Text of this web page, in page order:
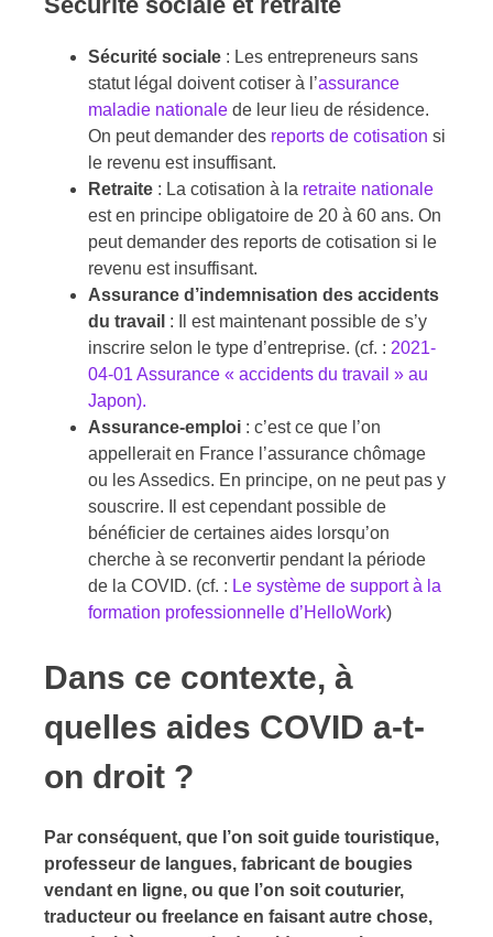
Sécurité sociale : Les entrepreneurs sans
statut légal doivent cotiser à l’assurance
maladie nationale de leur lieu de résidence.
On peut demander des reports de cotisation si
le revenu est insuffisant.
Retraite : La cotisation à la retraite nationale
est en principe obligatoire de 20 à 60 ans. On
peut demander des reports de cotisation si le
revenu est insuffisant.
Assurance d’indemnisation des accidents
du travail : Il est maintenant possible de s’y
inscrire selon le type d’entreprise. (cf. : 2021-
04-01 Assurance « accidents du travail » au
Japon).
Assurance-emploi : c’est ce que l’on
appellerait en France l’assurance chômage
ou les Assedics. En principe, on ne peut pas y
souscrire. Il est cependant possible de
bénéficier de certaines aides lorsqu’on
cherche à se reconvertir pendant la période
de la COVID. (cf. : Le système de support à la
formation professionnelle d’HelloWork)
Dans ce contexte, à
quelles aides COVID a-t-
on droit ?
Par conséquent, que l’on soit guide touristique,
professeur de langues, fabricant de bougies
vendant en ligne, ou que l’on soit couturier,
traducteur ou freelance en faisant autre chose,